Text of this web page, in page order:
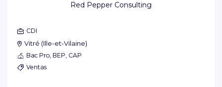
Red Pepper Consulting
CDI
Vitré (Ille-et-Vilaine)
Bac Pro, BEP, CAP
Ventas